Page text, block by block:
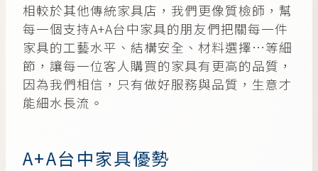
相較於其他傳統家具店，我們更像質檢師，幫
每一個支持A+A台中家具的朋友們把關每一件
家具的工藝水平、結構安全、材料選擇…等細
節，讓每一位客人購買的家具有更高的品質，
因為我們相信，只有做好服務與品質，生意才
能細水長流。
A+A台中家具優勢